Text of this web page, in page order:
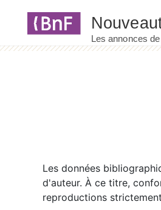
Les données
d'auteur. À ce titre,
reproductions